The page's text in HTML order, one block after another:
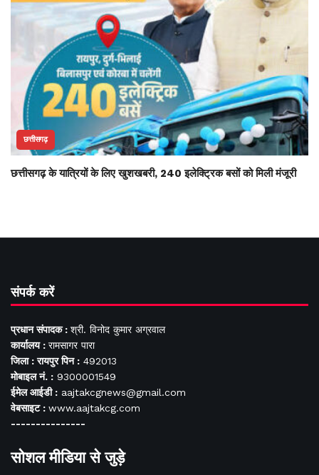
छत्तीसगढ़
छत्तीसगढ़ के यात्रियों के लिए खुशखबरी, 240 इलेक्ट्रिक बसों को मिली मंजूरी
संपर्क करें
प्रधान संपादक : श्री. विनोद कुमार अग्रवाल
कार्यालय : रामसागर पारा
जिला : रायपुर पिन : 492013
मोबाइल नं. : 9300001549
ईमेल आईडी : aajtakcgnews@gmail.com
वेबसाइट : www.aajtakcg.com
---------------
सोशल मीडिया से जुड़े